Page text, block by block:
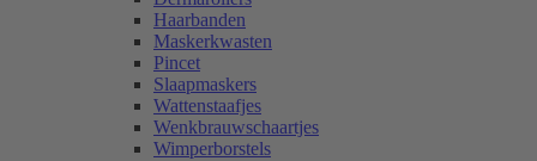
Haarbanden
Maskerkwasten
Pincet
Slaapmaskers
Wattenstaafjes
Wenkbrauwschaartjes
Wimperborstels